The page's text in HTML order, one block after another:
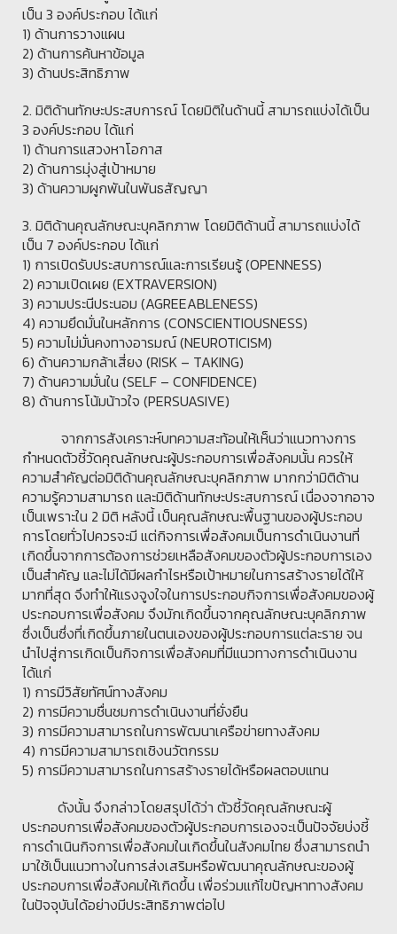
เป็น 3 องค์ประกอบ ได้แก่
1) ด้านการวางแผน
2) ด้านการค้นหาข้อมูล
3) ด้านประสิทธิภาพ
2. มิติด้านทักษะประสบการณ์ โดยมิติในด้านนี้ สามารถแบ่งได้เป็น
3 องค์ประกอบ ได้แก่
1) ด้านการแสวงหาโอกาส
2) ด้านการมุ่งสู่เป้าหมาย
3) ด้านความผูกพันในพันธสัญญา
3. มิติด้านคุณลักษณะบุคลิกภาพ โดยมิติด้านนี้ สามารถแบ่งได้
เป็น 7 องค์ประกอบ ได้แก่
1) การเปิดรับประสบการณ์และการเรียนรู้ (OPENNESS)
2) ความเปิดเผย (EXTRAVERSION)
3) ความประนีประนอม (AGREEABLENESS)
4) ความยึดมั่นในหลักการ (CONSCIENTIOUSNESS)
5) ความไม่มั่นคงทางอารมณ์ (NEUROTICISM)
6) ด้านความกล้าเสี่ยง (RISK – TAKING)
7) ด้านความมั่นใน (SELF – CONFIDENCE)
8) ด้านการโน้มน้าวใจ (PERSUASIVE)
จากการสังเคราะห์บทความสะท้อนให้เห็นว่าแนวทางการ
กำหนดตัวชี้วัดคุณลักษณะผู้ประกอบการเพื่อสังคมนั้น ควรให้
ความสำคัญต่อมิติด้านคุณลักษณะบุคลิกภาพ มากกว่ามิติด้าน
ความรู้ความสามารถ และมิติด้านทักษะประสบการณ์ เนื่องจากอาจ
เป็นเพราะใน 2 มิติ หลังนี้ เป็นคุณลักษณะพื้นฐานของผู้ประกอบ
การโดยทั่วไปควรจะมี แต่กิจการเพื่อสังคมเป็นการดำเนินงานที่
เกิดขึ้นจากการต้องการช่วยเหลือสังคมของตัวผู้ประกอบการเอง
เป็นสำคัญ และไม่ได้มีผลกำไรหรือเป้าหมายในการสร้างรายได้ให้
มากที่สุด จึงทำให้แรงจูงใจในการประกอบกิจการเพื่อสังคมของผู้
ประกอบการเพื่อสังคม จึงมักเกิดขึ้นจากคุณลักษณะบุคลิกภาพ
ซึ่งเป็นซึ่งที่เกิดขึ้นภายในตนเองของผู้ประกอบการแต่ละราย จน
นำไปสู่การเกิดเป็นกิจการเพื่อสังคมที่มีแนวทางการดำเนินงาน
ได้แก่
1) การมีวิสัยทัศน์ทางสังคม
2) การมีความชื่นชมการดำเนินงานที่ยั่งยืน
3) การมีความสามารถในการพัฒนาเครือข่ายทางสังคม
4) การมีความสามารถเชิงนวัตกรรม
5) การมีความสามารถในการสร้างรายได้หรือผลตอบแทน
ดังนั้น จึงกล่าวโดยสรุปได้ว่า ตัวชี้วัดคุณลักษณะผู้
ประกอบการเพื่อสังคมของตัวผู้ประกอบการเองจะเป็นปัจจัยบ่งชี้
การดำเนินกิจการเพื่อสังคมในเกิดขึ้นในสังคมไทย ซึ่งสามารถนำ
มาใช้เป็นแนวทางในการส่งเสริมหรือพัฒนาคุณลักษณะของผู้
ประกอบการเพื่อสังคมให้เกิดขึ้น เพื่อร่วมแก้ไขปัญหาทางสังคม
ในปัจจุบันได้อย่างมีประสิทธิภาพต่อไป